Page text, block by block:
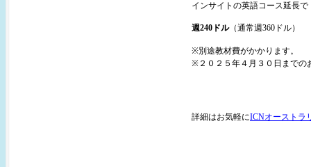
インサイトの英語コース延長で
週240ドル（通常週360ドル）
※別途教材費がかかります。
※２０２５年４月３０日までの
詳細はお気軽にICNオーストラ